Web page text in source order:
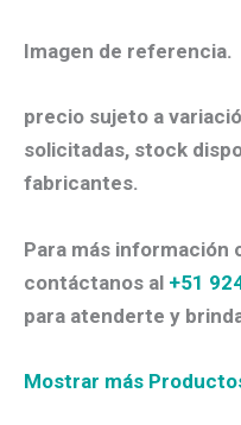
Imagen de referencia.
precio sujeto a
solicitadas, stock
fabricantes.
Para más información
contáctanos al +51
para atenderte y
Mostrar más